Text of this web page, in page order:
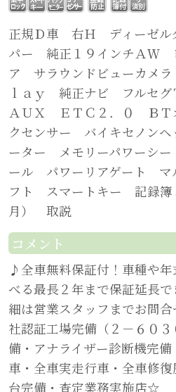
正規Ｄ車 右Ｈ ディーゼル
パー 純正１９インチＡＷ
ア サラウンドビューカメ
ｌａｙ 純正ナビ フルセ
ＡＵＸ ＥＴＣ２．０ ＢＴ
クセンサー バイキセノン
ーター メモリーパワーシ
ール パワーリアゲート マ
フト スマートキー 記録簿
月） 取説
コメント
♪全車無料保証付！車種や
べる最長２年まで保証延長
細は営業スタッフまでお問
社認証工場完備（２－６０
備・アナライザー診断機完
車・全車実走行車・全車修
台完備・査定業務実施店☆